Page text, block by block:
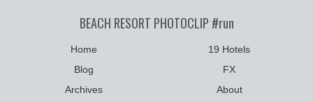
BEACH RESORT PHOTOCLIP #run
Home
19 Hotels
Blog
FX
Archives
About